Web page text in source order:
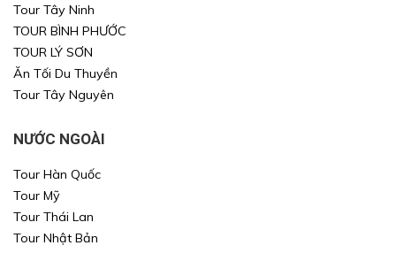
Tour Tây Ninh
TOUR BÌNH PHƯỚC
TOUR LÝ SƠN
Ăn Tối Du Thuyền
Tour Tây Nguyên
NƯỚC NGOÀI
Tour Hàn Quốc
Tour Mỹ
Tour Thái Lan
Tour Nhật Bản